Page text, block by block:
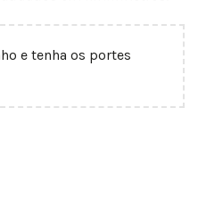
e tenha os portes